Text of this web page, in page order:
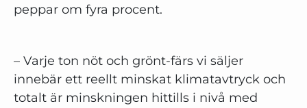
peppar om fyra procent.
– Varje ton nöt och grönt-färs vi säljer
innebär ett reellt minskat klimatavtryck och
totalt är minskningen hittills i nivå med